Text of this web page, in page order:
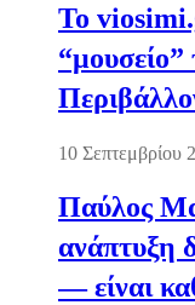
Το
“μουσείο”
10 Σεπτεμβρίου
Παύλος
ανάπτυξη
— είναι